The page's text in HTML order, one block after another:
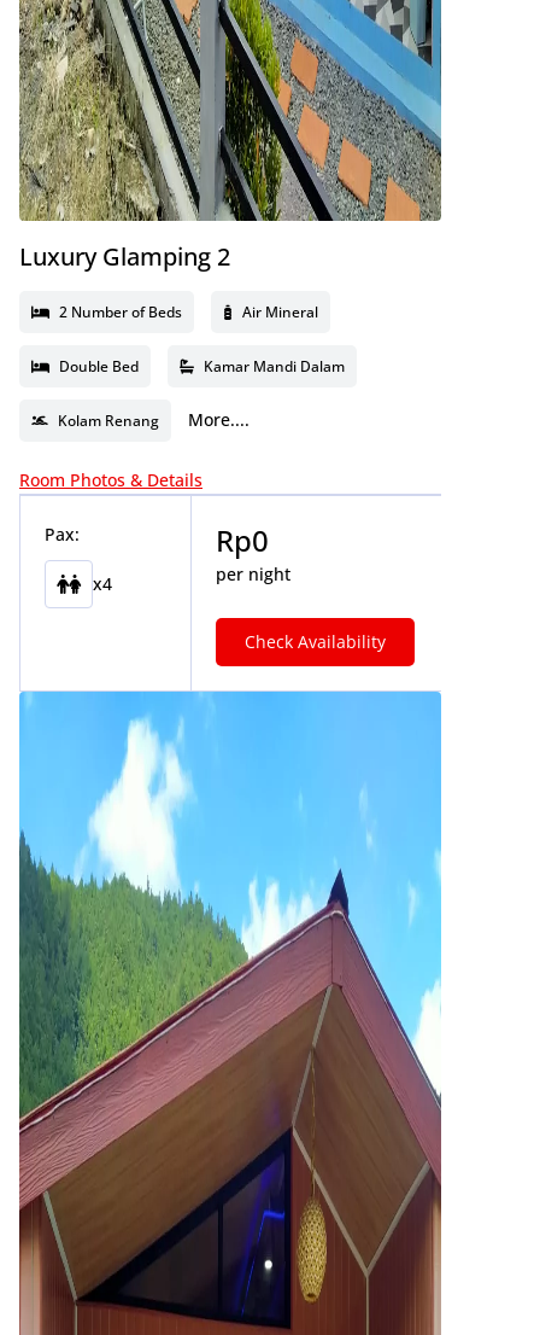
Luxury Glamping 2
2 Number of Beds Air Mineral
Double Bed Kamar Mandi Dalam
Kolam Renang More....
Room Photos & Details
Pax:
x4
Rp0
per night
Check Availability